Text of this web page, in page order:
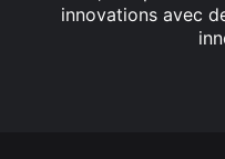
innovations avec